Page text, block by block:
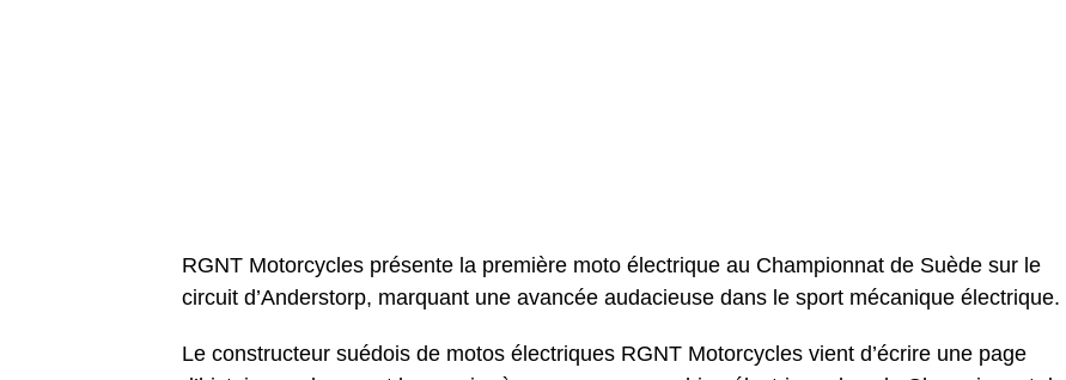
RGNT Motorcycles présente la première moto électrique au Championnat de Suède sur le
circuit d’Anderstorp, marquant une avancée audacieuse dans le sport mécanique électrique.
Le constructeur suédois de motos électriques RGNT Motorcycles vient d’écrire une page